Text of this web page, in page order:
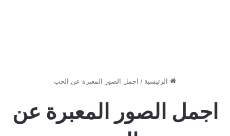
الرئيسية / اجمل الصور المعبرة عن الحب
اجمل الصور المعبرة عن